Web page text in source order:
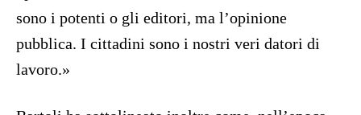
sono i potenti o gli editori, ma l’opinione
pubblica. I cittadini sono i nostri veri datori di
lavoro.»